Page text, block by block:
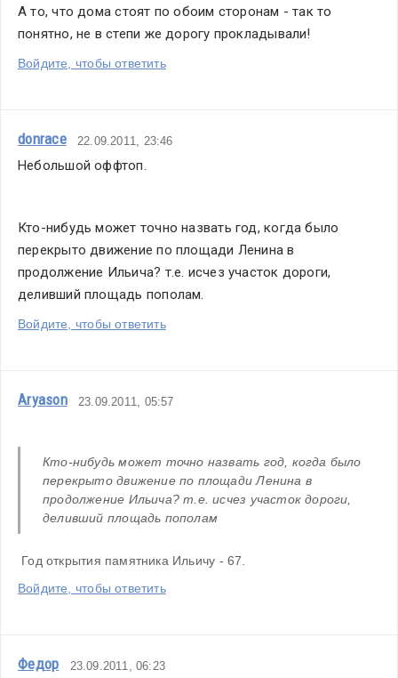
А то, что дома стоят по обоим сторонам - так то
понятно, не в степи же дорогу прокладывали!
Войдите, чтобы ответить
donrace 22.09.2011, 23:46
Небольшой оффтоп.
Кто-нибудь может точно назвать год, когда было
перекрыто движение по площади Ленина в
продолжение Ильича? т.е. исчез участок дороги,
деливший площадь пополам.
Войдите, чтобы ответить
Aryason 23.09.2011, 05:57
Кто-нибудь может точно назвать год, когда было
перекрыто движение по площади Ленина в
продолжение Ильича? т.е. исчез участок дороги,
деливший площадь пополам
Год открытия памятника Ильичу - 67.
Войдите, чтобы ответить
Федор 23.09.2011, 06:23